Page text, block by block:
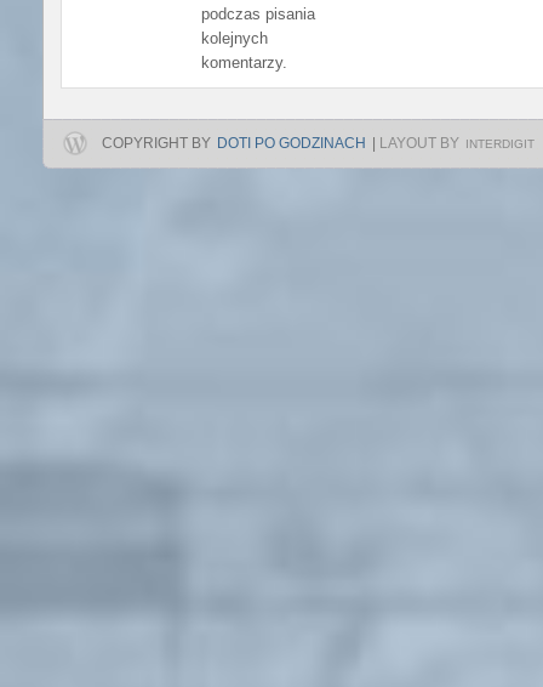
podczas pisania
kolejnych
komentarzy.
COPYRIGHT BY DOTI PO GODZINACH LAYOUT BY INTERDIGIT